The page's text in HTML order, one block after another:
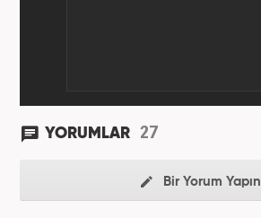
YORUMLAR 27
Bir Yorum Yapın